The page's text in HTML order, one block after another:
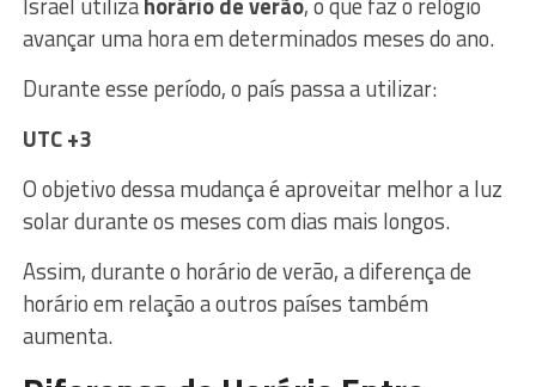
avançar uma hora em determinados meses do ano.
Durante esse período, o país passa a utilizar:
UTC +3
O objetivo dessa mudança é aproveitar melhor a luz
solar durante os meses com dias mais longos.
Assim, durante o horário de verão, a diferença de
horário em relação a outros países também
aumenta.